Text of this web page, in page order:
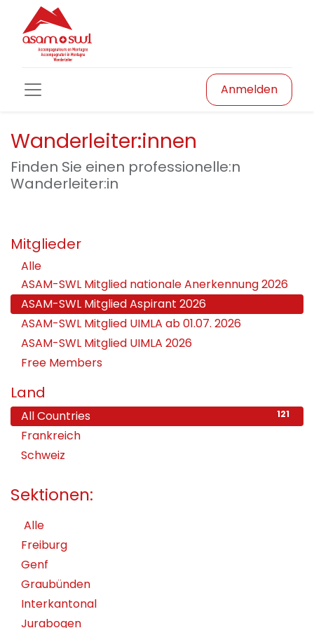
Anmelden
Wanderleiter:innen
Finden Sie einen professionelle:n
Wanderleiter:in
Mitglieder
Alle
ASAM-SWL Mitglied nationale Anerkennung 2026
ASAM-SWL Mitglied Aspirant 2026
ASAM-SWL Mitglied UIMLA ab 01.07. 2026
ASAM-SWL Mitglied UIMLA 2026
Free Members
Land
All Countries 121
Frankreich
Schweiz
Sektionen:
Alle
Freiburg
Genf
Graubünden
Interkantonal
Jurabogen